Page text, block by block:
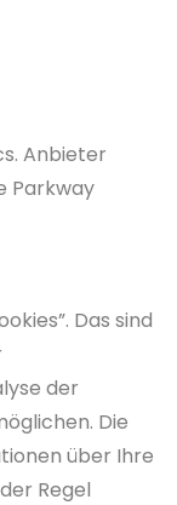
Anbieter
Parkway
Das sind
der
Die
über Ihre
Regel